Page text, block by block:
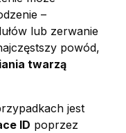
–
lub zerwanie
powód,
twarzą
jest
ID poprzez